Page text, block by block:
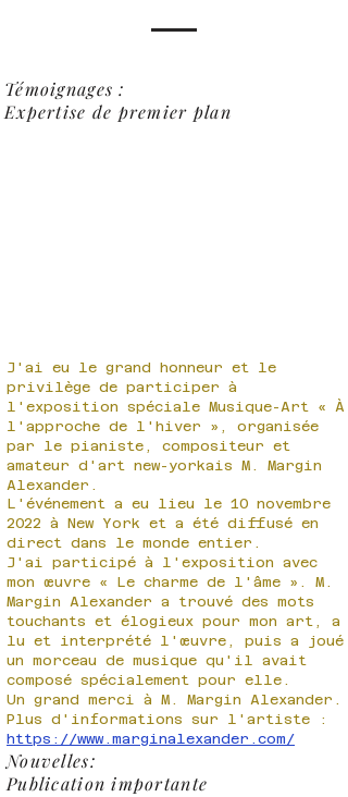
Témoignages :
Expertise de premier plan
J'ai eu le grand honneur et le
privilège de participer à
l'exposition spéciale Musique-Art « À
l'approche de l'hiver », organisée
par le pianiste, compositeur et
amateur d'art new-yorkais M. Margin
Alexander.
L'événement a eu lieu le 10 novembre
2022 à New York et a été diffusé en
direct dans le monde entier.
J'ai participé à l'exposition avec
mon œuvre « Le charme de l'âme ». M.
Margin Alexander a trouvé des mots
touchants et élogieux pour mon art, a
lu et interprété l'œuvre, puis a joué
un morceau de musique qu'il avait
composé spécialement pour elle.
Un grand merci à M. Margin Alexander.
Plus d'informations sur l'artiste :
https://www.marginalexander.com/
Nouvelles:
Publication importante